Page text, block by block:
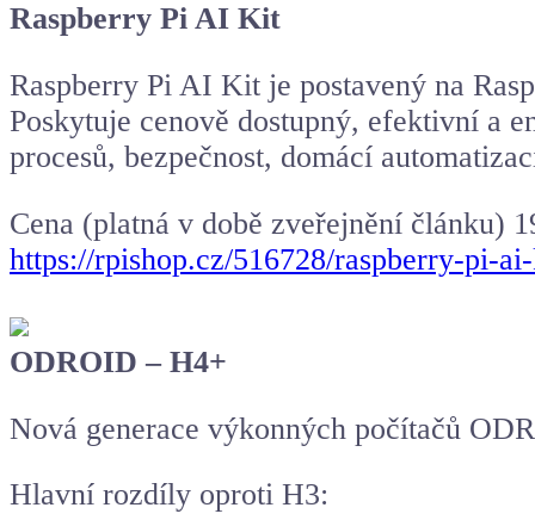
Raspberry Pi AI Kit
Raspberry Pi AI Kit je postavený na
Poskytuje cenově dostupný, efektivní a
procesů, bezpečnost, domácí
Cena (platná v době zveřejnění článku)
https://rpishop.cz/516728/raspberry-pi-
ODROID – H4+
Nová generace výkonných počítačů
Hlavní rozdíly oproti H3: